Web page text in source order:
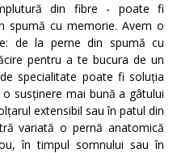
din fibre - poate fi
spumă cu memorie. Avem o
de la perne din spumă cu
pentru a te bucura de un
specialitate poate fi soluția
susținere mai bună a gâtului
extensibil sau în patul din
variată o pernă anatomică
în timpul somnului sau în